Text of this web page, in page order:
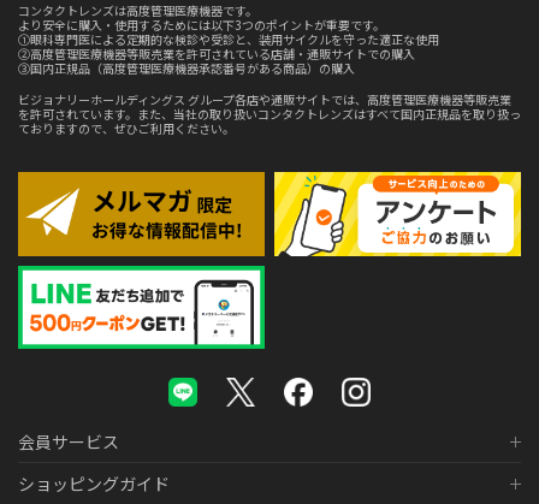
コンタクトレンズは高度管理医療機器です。
より安全に購入・使用するためには以下3つのポイントが重要です。
①眼科専門医による定期的な検診や受診と、装用サイクルを守った適正な使用
②高度管理医療機器等販売業を許可されている店舗・通販サイトでの購入
③国内正規品（高度管理医療機器承認番号がある商品）の購入
ビジョナリーホールディングス グループ各店や通販サイトでは、高度管理医療機器等販売業
を許可されています。また、当社の取り扱いコンタクトレンズはすべて国内正規品を取り扱っ
ておりますので、ぜひご利用ください。
会員サービス
ショッピングガイド